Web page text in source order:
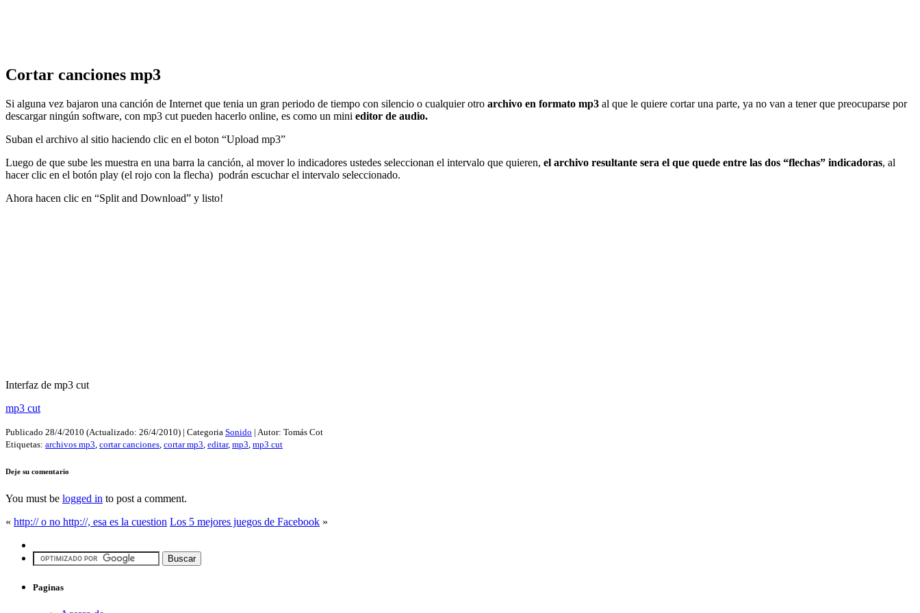
Cortar canciones mp3
Si alguna vez bajaron una canción de Internet que tenia un gran periodo de tiempo con silencio o cualquier otro archivo en formato mp3 al que le quiere cortar una parte, ya no van a tener que preocuparse por
descargar ningún software, con mp3 cut pueden hacerlo online, es como un mini editor de audio.
Suban el archivo al sitio haciendo clic en el boton “Upload mp3”
Luego de que sube les muestra en una barra la canción, al mover lo indicadores ustedes seleccionan el intervalo que quieren, el archivo resultante sera el que quede entre las dos “flechas” indicadoras, al
hacer clic en el botón play (el rojo con la flecha) podrán escuchar el intervalo seleccionado.
Ahora hacen clic en “Split and Download” y listo!
Interfaz de mp3 cut
mp3 cut
Publicado 28/4/2010 (Actualizado: 26/4/2010) | Categoria Sonido | Autor: Tomás Cot
Etiquetas: archivos mp3 cortar canciones cortar mp3 editar, mp3 mp3 cut
Deje su comentario
You must be logged in to post a comment.
« http:// o no http://, esa es la cuestion Los 5 mejores juegos de Facebook »
Paginas